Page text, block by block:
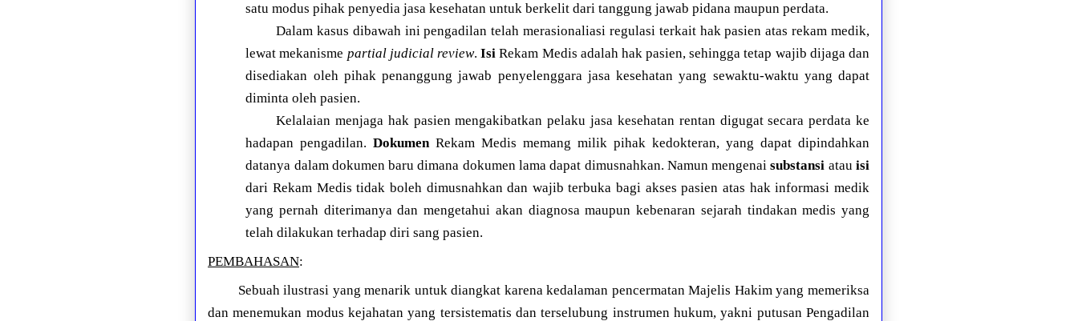
satu modus pihak penyedia jasa kesehatan untuk berkelit dari tanggung jawab pidana maupun perdata.
Dalam kasus dibawah ini pengadilan telah merasionaliasi regulasi terkait hak pasien atas rekam medik,
lewat mekanisme partial judicial review.Isi Rekam Medis adalah hak pasien, sehingga tetap wajib dijaga dan
disediakan oleh pihak penanggung jawab penyelenggara jasa kesehatan yang sewaktu-waktu yang dapat
diminta oleh pasien.
Kelalaian menjaga hak pasien mengakibatkan pelaku jasa kesehatan rentan digugat secara perdata ke
hadapan pengadilan.DokumenRekam Medis memang milik pihak kedokteran, yang dapat dipindahkan
datanya dalam dokumen baru dimana dokumen lama dapat dimusnahkan. Namun mengenaisubstansi atauisi
dari Rekam Medis tidak boleh dimusnahkan dan wajib terbuka bagi akses pasien atas hak informasi medik
yang pernah diterimanya dan mengetahui akan diagnosa maupun kebenaran sejarah tindakan medis yang
telah dilakukan terhadap diri sang pasien.
PEMBAHASAN:
Sebuah ilustrasi yang menarik untuk diangkat karena kedalaman pencermatan Majelis Hakim yang memeriksa
dan menemukan modus kejahatan yang tersistematis dan terselubung instrumen hukum, yakni putusan Pengadilan